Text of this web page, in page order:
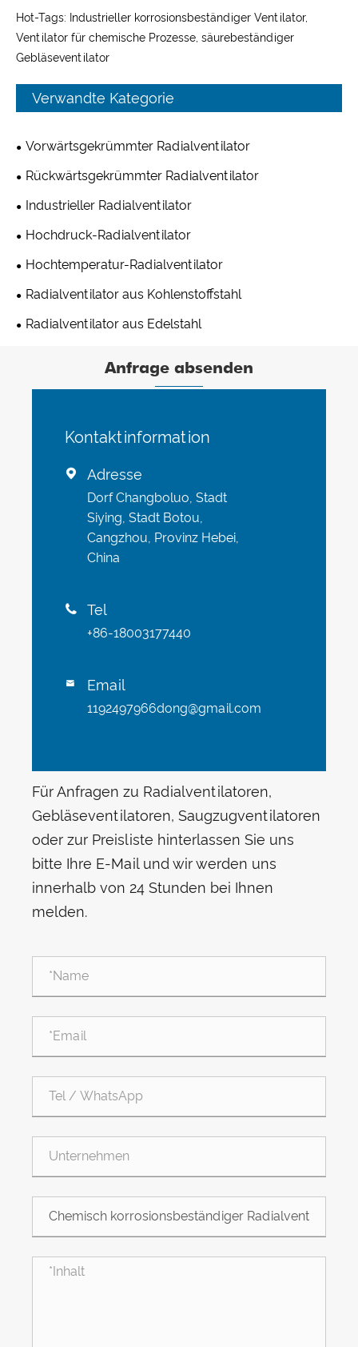
Hot-Tags: Industrieller korrosionsbeständiger Ventilator,
Ventilator für chemische Prozesse, säurebeständiger
Gebläseventilator
Verwandte Kategorie
Vorwärtsgekrümmter Radialventilator
Rückwärtsgekrümmter Radialventilator
Industrieller Radialventilator
Hochdruck-Radialventilator
Hochtemperatur-Radialventilator
Radialventilator aus Kohlenstoffstahl
Radialventilator aus Edelstahl
Anfrage absenden
Kontaktinformation
 Adresse
Dorf Changboluo, Stadt
Siying, Stadt Botou,
Cangzhou, Provinz Hebei,
China
 Tel
+86-18003177440
 Email
1192497966dong@gmail.com
Für Anfragen zu Radialventilatoren,
Gebläseventilatoren, Saugzugventilatoren
oder zur Preisliste hinterlassen Sie uns
bitte Ihre E-Mail und wir werden uns
innerhalb von 24 Stunden bei Ihnen
melden.